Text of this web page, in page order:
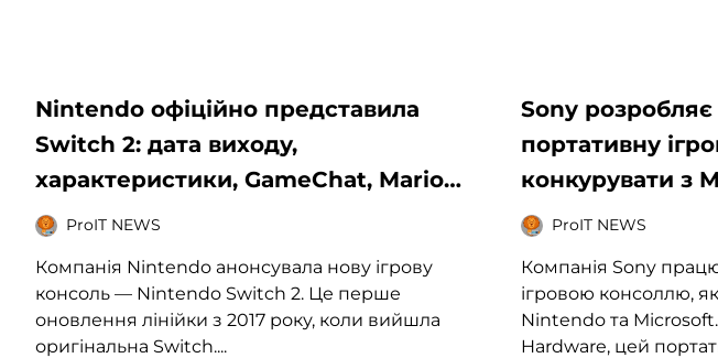
Nintendo офіційно представила
Switch 2: дата виходу,
характеристики, GameChat, Mario
Kart World і підтримка GameCube
ProIT NEWS
Компанія Nintendo анонсувала нову ігрову
консоль — Nintendo Switch 2. Це перше
оновлення лінійки з 2017 року, коли вийшла
оригінальна Switch....
Sony
портативну
конкурувати з
ProIT NEWS
Компанія Sony
ігровою консоллю,
Nintendo та
Hardware, цей